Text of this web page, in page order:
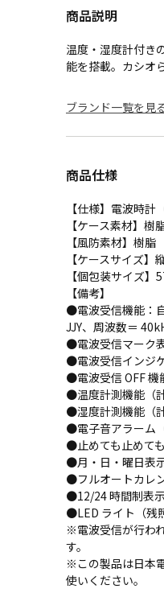
商品説明
温度・湿度計付き
能を搭載。カシオ
ブランド一覧を見
商品仕様
【仕様】電波時計
【ケース素材】樹
【風防素材】樹脂
【ケースサイズ
【個包装サイズ
【備考】
●電波受信機能：
JJY、周波数＝
●電波受信マーク
●電波受信インジ
●電波受信 OFF 機
●温度計測機能（
●湿度計測機能（
●電子音アラーム
●止めても止めて
●月・日・曜日表
●フルオートカレ
●12/24 時間制表
●LED ライト（残
※電波受信が行わ
す。
※この製品は日本
使いください。